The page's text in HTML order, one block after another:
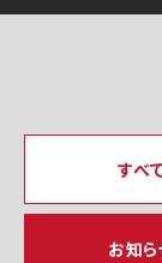
すべ
お知